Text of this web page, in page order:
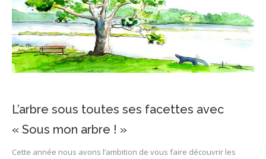
L’arbre sous toutes ses facettes avec
« Sous mon arbre ! »
Cette année nous avons l’ambition de vous faire découvrir les